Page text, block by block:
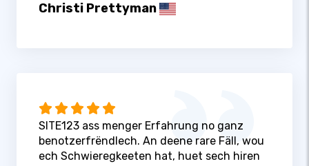
Christi Prettyman
SITE123 ass menger Erfahrung no ganz
benotzerfrëndlech. An deene rare Fäll, wou
ech Schwieregkeeten hat, huet sech hiren